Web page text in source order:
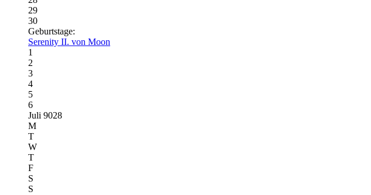
29
30
Geburtstage:
Serenity II. von Moon
1
2
3
4
5
6
Juli 9028
M
T
W
T
F
S
S